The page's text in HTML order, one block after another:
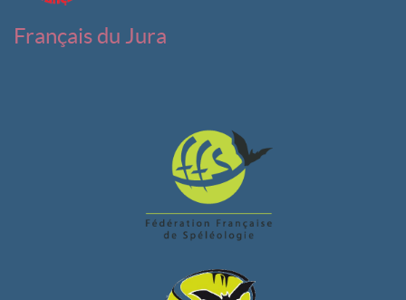
Français du Jura